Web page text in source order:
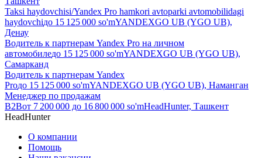
Taksi haydovchisi/Yandex Pro hamkori avtoparki avtomobilidagi
haydovchiдо 15 125 000 so'mYANDEXGO UB (YGO UB),
Денау
Водитель к партнерам Yandex Pro на личном
автомобиледо 15 125 000 so'mYANDEXGO UB (YGO UB),
Самарканд
Водитель к партнерам Yandex
Proдо 15 125 000 so'mYANDEXGO UB (YGO UB), Наманган
Менеджер по продажам
B2Bот 7 200 000 до 16 800 000 so'mHeadHunter, Ташкент
HeadHunter
О компании
Помощь